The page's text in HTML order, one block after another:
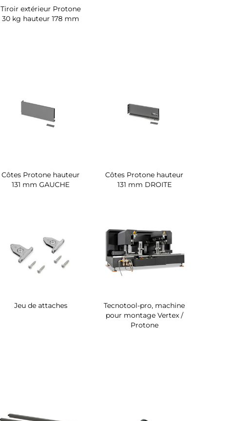
Tiroir extérieur Protone
30 kg hauteur 178 mm
Côtes Protone hauteur
131 mm GAUCHE
Côtes Protone hauteur
131 mm DROITE
Jeu de attaches
Tecnotool-pro, machine
pour montage Vertex /
Protone